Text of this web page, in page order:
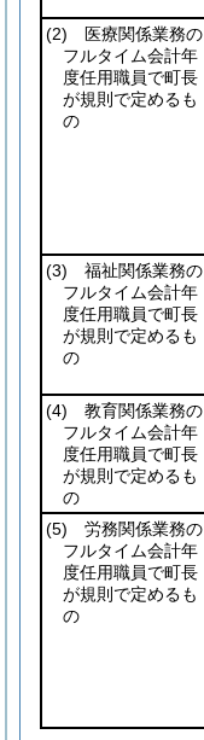
(2) 医療関係業務の
フルタイム会計年
度任用職員で町長
が規則で定めるも
の
(3) 福祉関係業務の
フルタイム会計年
度任用職員で町長
が規則で定めるも
の
(4) 教育関係業務の
フルタイム会計年
度任用職員で町長
が規則で定めるも
の
(5) 労務関係業務の
フルタイム会計年
度任用職員で町長
が規則で定めるも
の